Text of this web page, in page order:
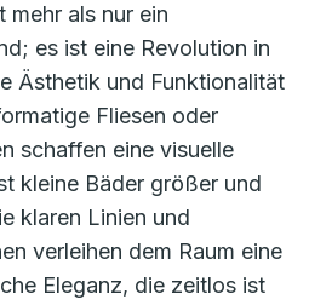
mehr als nur ein
es ist eine Revolution in
Ästhetik und Funktionalität
Fliesen oder
schaffen eine visuelle
kleine Bäder größer und
klaren Linien und
verleihen dem Raum eine
Eleganz, die zeitlos ist